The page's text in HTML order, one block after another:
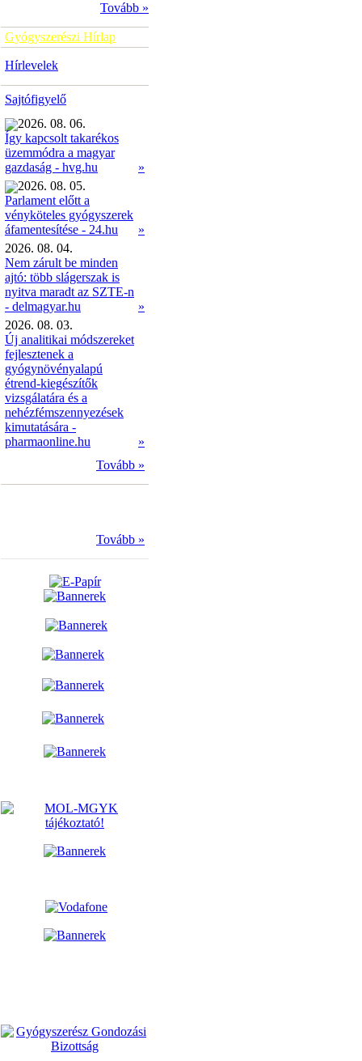
Tovább »
Gyógyszerészi Hírlap
Hírlevelek
Sajtófigyelő
2026. 08. 06.
Így kapcsolt takarékos
üzemmódra a magyar
gazdaság - hvg.hu
»
2026. 08. 05.
Parlament előtt a
vényköteles gyógyszerek
áfamentesítése - 24.hu
»
2026. 08. 04.
Nem zárult be minden
ajtó: több slágerszak is
nyitva maradt az SZTE-n
- delmagyar.hu
»
2026. 08. 03.
Új analitikai módszereket
fejlesztenek a
gyógynövényalapú
étrend-kiegészítők
vizsgálatára és a
nehézfémszennyezések
kimutatására -
pharmaonline.hu
»
Tovább »
Tovább »